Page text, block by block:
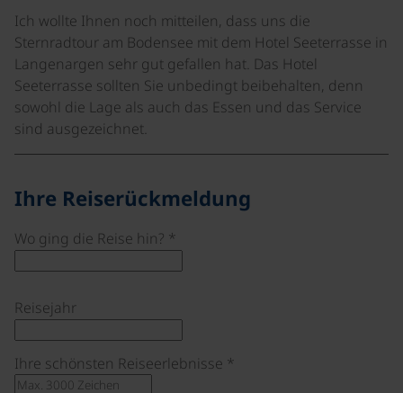
Ich wollte Ihnen noch mitteilen, dass uns die
Sternradtour am Bodensee mit dem Hotel Seeterrasse in
Langenargen sehr gut gefallen hat. Das Hotel
Seeterrasse sollten Sie unbedingt beibehalten, denn
sowohl die Lage als auch das Essen und das Service
sind ausgezeichnet.
Ihre Reiserückmeldung
Wo ging die Reise hin? *
Reisejahr
Ihre schönsten Reiseerlebnisse *